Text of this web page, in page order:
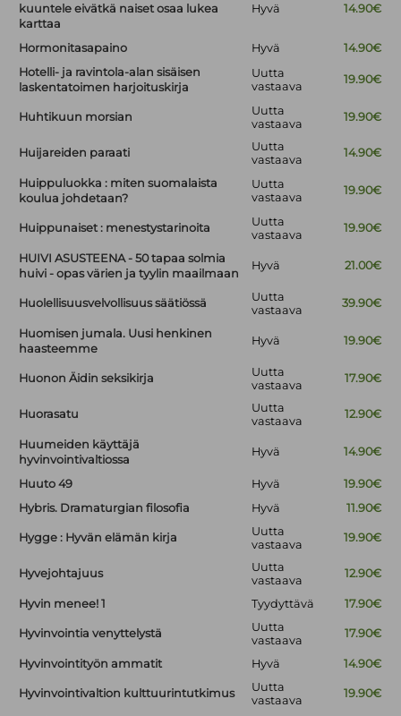
kuuntele eivätkä naiset osaa lukea
karttaa
Hyvä 14.90€
Hormonitasapaino Hyvä
14.90€
Hotelli- ja ravintola-alan sisäisen
laskentatoimen harjoituskirja
Uutta
vastaava
19.90€
Huhtikuun morsian
Uutta
vastaava
19.90€
Huijareiden paraati
Uutta
vastaava
14.90€
Huippuluokka : miten suomalaista
koulua johdetaan?
Uutta
vastaava
19.90€
Huippunaiset : menestystarinoita
Uutta
vastaava
19.90€
HUIVI ASUSTEENA - 50 tapaa solmia
huivi - opas värien ja tyylin maailmaan
Hyvä 21.00€
Huolellisuusvelvollisuus säätiössä
Uutta
vastaava
39.90€
Huomisen jumala. Uusi henkinen
haasteemme
Hyvä 19.90€
Huonon Äidin seksikirja
Uutta
vastaava
17.90€
Huorasatu
Uutta
vastaava
12.90€
Huumeiden käyttäjä
hyvinvointivaltiossa
Hyvä 14.90€
Huuto 49 Hyvä
19.90€
Hybris. Dramaturgian filosofia
Hyvä 11.90€
Hygge : Hyvän elämän kirja
Uutta
vastaava
19.90€
Hyvejohtajuus
Uutta
vastaava
12.90€
Hyvin menee! 1 Tyydyttävä 17.90€
Hyvinvointia venyttelystä
Uutta
vastaava
17.90€
Hyvinvointityön ammatit Hyvä 14.90€
Hyvinvointivaltion kulttuurintutkimus
Uutta
vastaava
19.90€